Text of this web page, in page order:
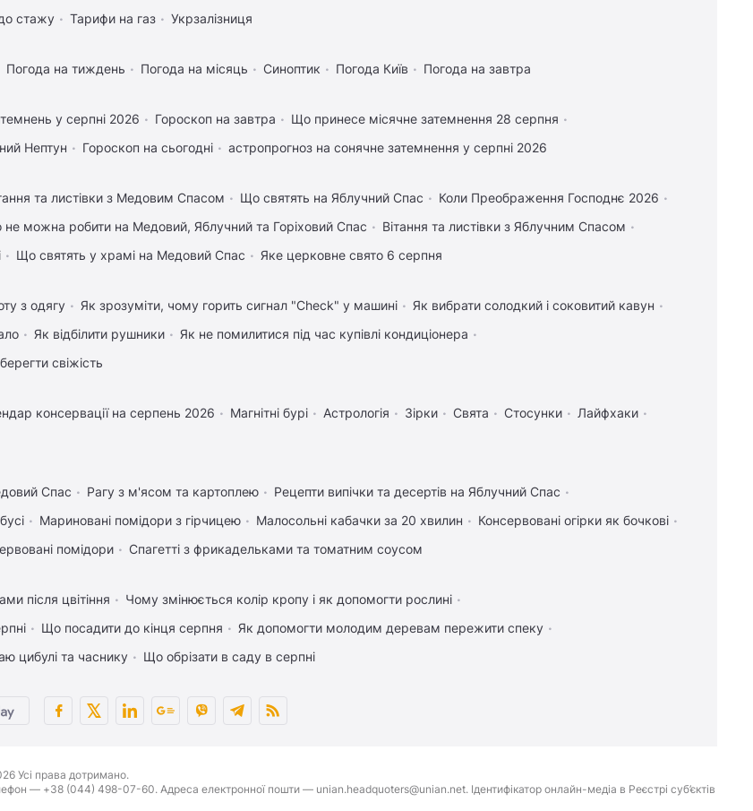
стажу
Тарифи на газ Укрзалізниця
Погода на тиждень Погода на місяць Синоптик Погода Київ Погода на завтра
у серпні 2026 Гороскоп на завтра
Що принесе місячне затемнення 28 серпня
Нептун Гороскоп на сьогодні астропрогноз на сонячне затемнення у серпні 2026
та листівки з Медовим Спасом Що святять на Яблучний Спас
Коли Преображення Господнє 2026
можна робити на Медовий, Яблучний та Горіховий Спас
Вітання та листівки з Яблучним Спасом
Що святять у храмі на Медовий Спас Яке церковне свято 6 серпня
з одягу Як зрозуміти, чому горить сигнал "Check" у машині
Як вибрати солодкий і соковитий кавун
Як відбілити рушники
Як не помилитися під час купівлі кондиціонера
свіжість
консервації на серпень 2026 Магнітні бурі Астрологія Зірки Свята Стосунки
Лайфхаки
Спас Рагу з м'ясом та картоплею
Рецепти випічки та десертів на Яблучний Спас
Мариновані помідори з гірчицею Малосольні кабачки за 20 хвилин
Консервовані огірки як бочкові
помідори Спагетті з фрикадельками та томатним соусом
після цвітіння
Чому змінюється колір кропу і як допомогти рослині
Що посадити до кінця серпня
Як допомогти молодим деревам пережити спеку
цибулі та часнику
Що обрізати в саду в серпні
Усі права дотримано.
— +38 (044) 498-07-60. Адреса електронної пошти — unian.headquoters@unian.net. Ідентифікатор онлайн-медіа в Реєстрі суб’єктів